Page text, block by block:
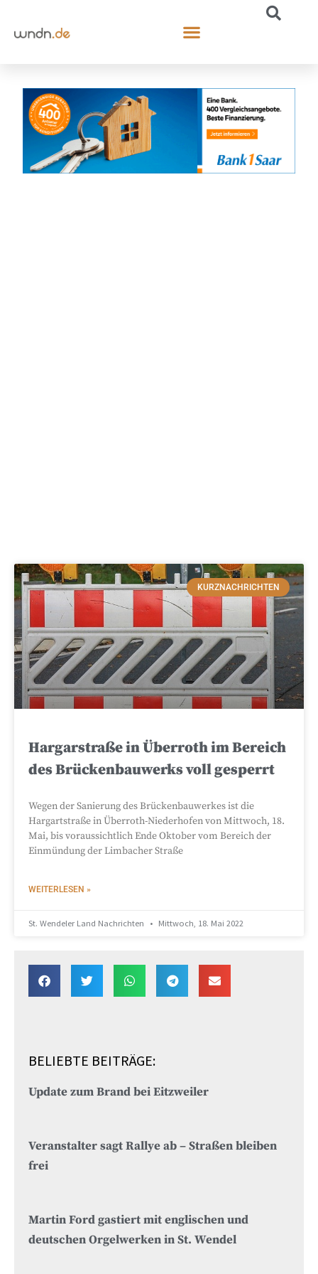
KURZNACHRICHTEN
Hargarstraße in Überroth im Bereich
des Brückenbauwerks voll gesperrt
Wegen der Sanierung des Brückenbauwerkes ist die
Hargartstraße in Überroth-Niederhofen von Mittwoch, 18.
Mai, bis voraussichtlich Ende Oktober vom Bereich der
Einmündung der Limbacher Straße
WEITERLESEN »
St. Wendeler Land Nachrichten Mittwoch, 18. Mai 2022
BELIEBTE BEITRÄGE:
Update zum Brand bei Eitzweiler
Veranstalter sagt Rallye ab – Straßen bleiben
frei
Martin Ford gastiert mit englischen und
deutschen Orgelwerken in St. Wendel